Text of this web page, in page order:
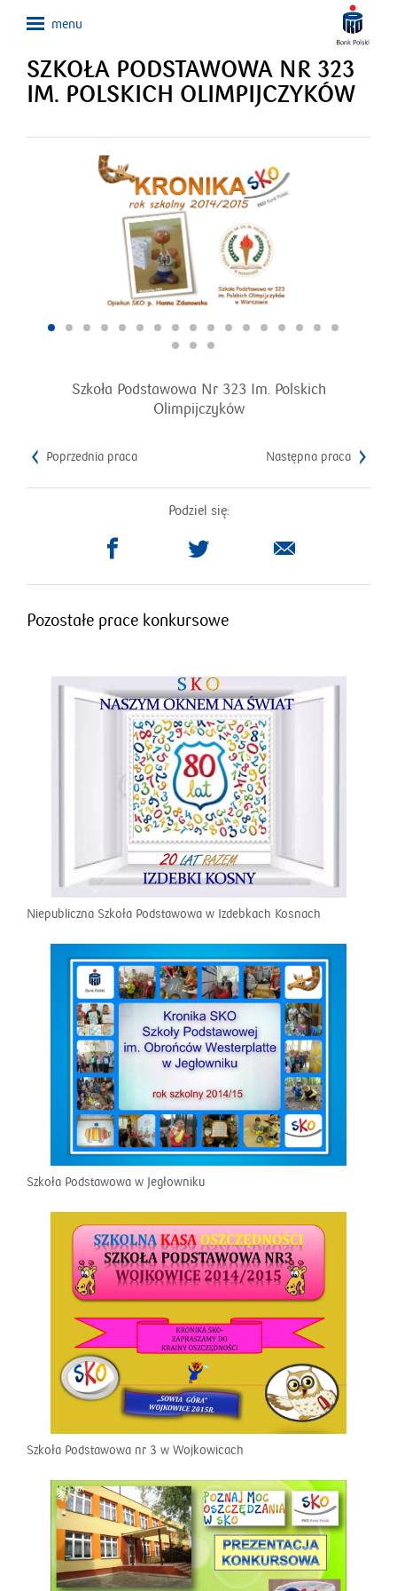
SZKOŁA PODSTAWOWA NR 323
IM. POLSKICH OLIMPIJCZYKÓW
Szkoła Podstawowa Nr 323 Im. Polskich
Olimpijczyków
Poprzednia praca Następna praca
Podziel się:
otworzy
w
nowym
oknie
otworzy
w
nowym
oknie
Pozostałe prace konkursowe
Niepubliczna Szkoła Podstawowa w Izdebkach Kosnach
Szkoła Podstawowa w Jegłowniku
Szkoła Podstawowa nr 3 w Wojkowicach